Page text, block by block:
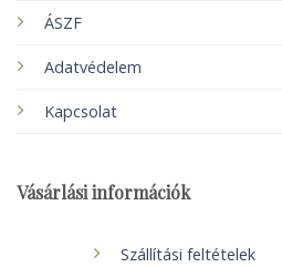
ÁSZF
Adatvédelem
Kapcsolat
Vásárlási információk
Szállítási feltételek